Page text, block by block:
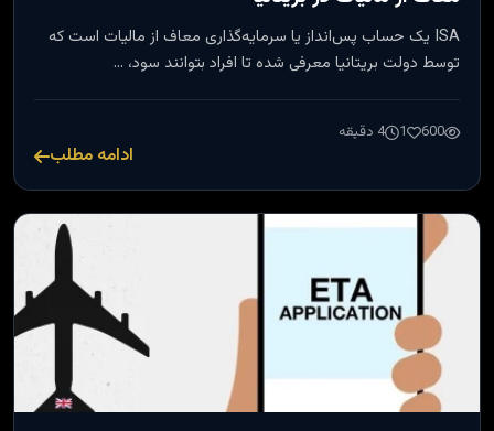
ISA یک حساب پس‌انداز یا سرمایه‌گذاری معاف از مالیات است که
توسط دولت بریتانیا معرفی شده تا افراد بتوانند سود، …
600
1 4 دقیقه
ادامه مطلب